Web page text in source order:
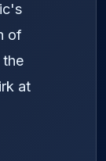
of
the
at